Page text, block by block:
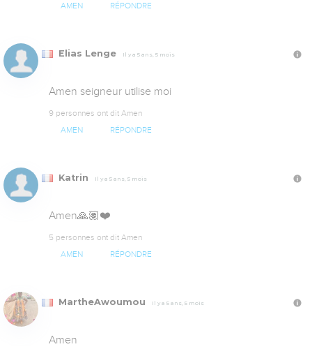
AMEN RÉPONDRE
Elias Lenge Il y a 5 ans, 5 mois
Amen seigneur utilise moi
9 personnes ont dit Amen
AMEN RÉPONDRE
Katrin Il y a 5 ans, 5 mois
Amen🙏🏽❤️
5 personnes ont dit Amen
AMEN RÉPONDRE
MartheAwoumou Il y a 5 ans, 5 mois
Amen